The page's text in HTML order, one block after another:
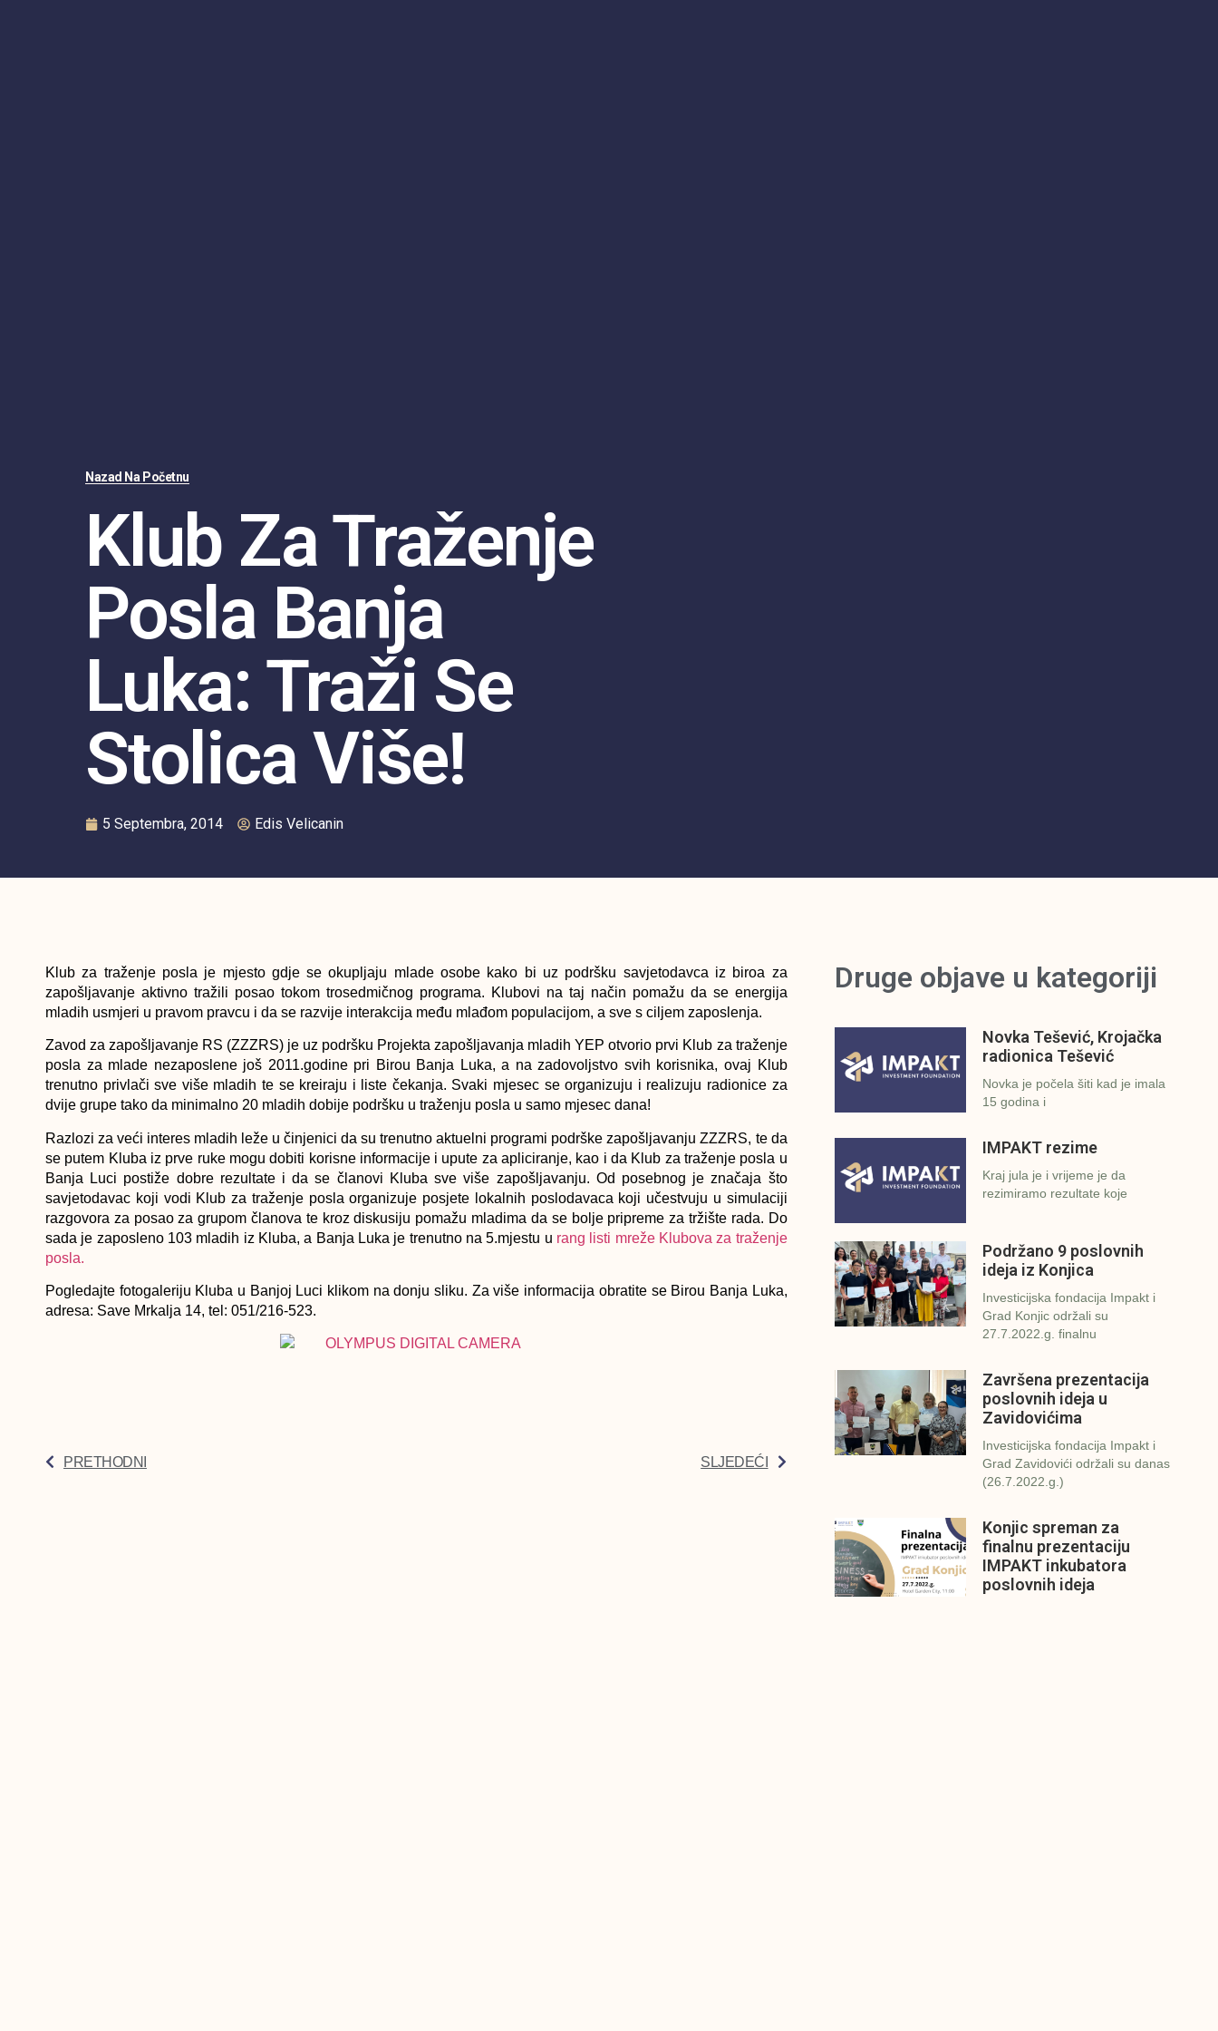
Nazad Na Početnu
Klub Za Traženje
Posla Banja
Luka: Traži Se
Stolica Više!
5 Septembra, 2014 Edis Velicanin
Klub za traženje posla je mjesto gdje se okupljaju mlade osobe kako bi uz podršku savjetodavca iz biroa za
zapošljavanje aktivno tražili posao tokom trosedmičnog programa. Klubovi na taj način pomažu da se energija
mladih usmjeri u pravom pravcu i da se razvije interakcija među mlađom populacijom, a sve s ciljem zaposlenja.
Zavod za zapošljavanje RS (ZZZRS) je uz podršku Projekta zapošljavanja mladih YEP otvorio prvi Klub za traženje
posla za mlade nezaposlene još 2011.godine pri Birou Banja Luka, a na zadovoljstvo svih korisnika, ovaj Klub
trenutno privlači sve više mladih te se kreiraju i liste čekanja. Svaki mjesec se organizuju i realizuju radionice za
dvije grupe tako da minimalno 20 mladih dobije podršku u traženju posla u samo mjesec dana!
Razlozi za veći interes mladih leže u činjenici da su trenutno aktuelni programi podrške zapošljavanju ZZZRS, te da
se putem Kluba iz prve ruke mogu dobiti korisne informacije i upute za apliciranje, kao i da Klub za traženje posla u
Banja Luci postiže dobre rezultate i da se članovi Kluba sve više zapošljavanju. Od posebnog je značaja što
savjetodavac koji vodi Klub za traženje posla organizuje posjete lokalnih poslodavaca koji učestvuju u simulaciji
razgovora za posao za grupom članova te kroz diskusiju pomažu mladima da se bolje pripreme za tržište rada. Do
sada je zaposleno 103 mladih iz Kluba, a Banja Luka je trenutno na 5.mjestu u rang listi mreže Klubova za traženje
posla.
Pogledajte fotogaleriju Kluba u Banjoj Luci klikom na donju sliku. Za više informacija obratite se Birou Banja Luka,
adresa: Save Mrkalja 14, tel: 051/216-523.
PRETHODNI SLJEDEĆI
Druge objave u kategoriji
Novka Tešević, Krojačka
radionica Tešević
Novka je počela šiti kad je imala
15 godina i
IMPAKT rezime
Kraj jula je i vrijeme je da
rezimiramo rezultate koje
Podržano 9 poslovnih
ideja iz Konjica
Investicijska fondacija Impakt i
Grad Konjic održali su
27.7.2022.g. finalnu
Završena prezentacija
poslovnih ideja u
Zavidovićima
Investicijska fondacija Impakt i
Grad Zavidovići održali su danas
(26.7.2022.g.)
Konjic spreman za
finalnu prezentaciju
IMPAKT inkubatora
poslovnih ideja